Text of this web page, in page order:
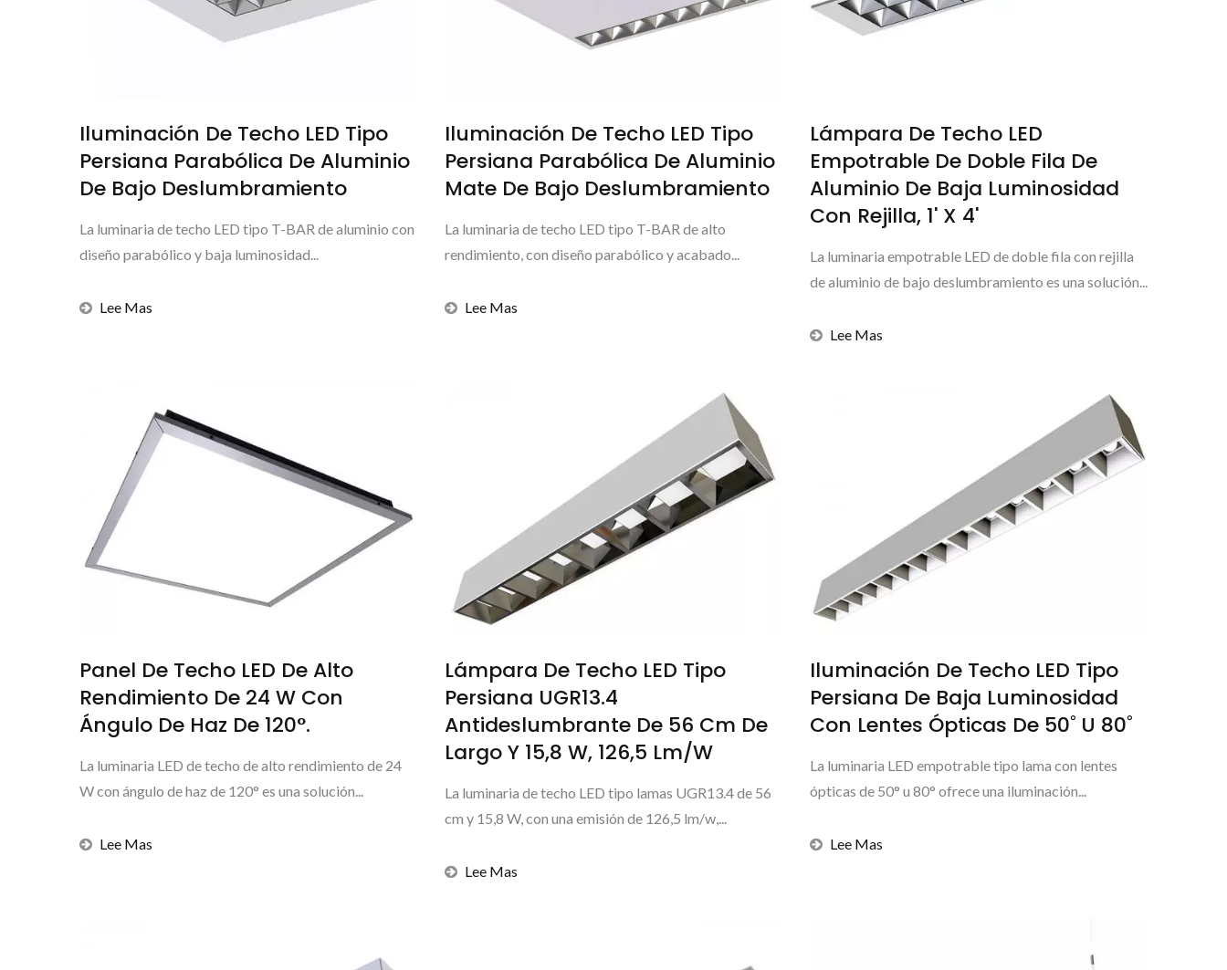
Iluminación De Techo LED Tipo
Persiana Parabólica De Aluminio
De Bajo Deslumbramiento
La luminaria de techo LED tipo T-BAR de aluminio con
diseño parabólico y baja luminosidad...
Lee Mas
Iluminación De Techo LED Tipo
Persiana Parabólica De Aluminio
Mate De Bajo Deslumbramiento
La luminaria de techo LED tipo T-BAR de alto
rendimiento, con diseño parabólico y acabado...
Lee Mas
Lámpara De Techo LED
Empotrable De Doble Fila De
Aluminio De Baja Luminosidad
Con Rejilla, 1' X 4'
La luminaria empotrable LED de doble fila con rejilla
de aluminio de bajo deslumbramiento es una solución...
Lee Mas
Panel De Techo LED De Alto
Rendimiento De 24 W Con
Ángulo De Haz De 120°.
La luminaria LED de techo de alto rendimiento de 24
W con ángulo de haz de 120° es una solución...
Lee Mas
Lámpara De Techo LED Tipo
Persiana UGR13.4
Antideslumbrante De 56 Cm De
Largo Y 15,8 W, 126,5 Lm/w
La luminaria de techo LED tipo lamas UGR13.4 de 56
cm y 15,8 W, con una emisión de 126,5 lm/w,...
Lee Mas
Iluminación De Techo LED Tipo
Persiana De Baja Luminosidad
Con Lentes Ópticas De 50˚ U 80˚
La luminaria LED empotrable tipo lama con lentes
ópticas de 50° u 80° ofrece una iluminación...
Lee Mas